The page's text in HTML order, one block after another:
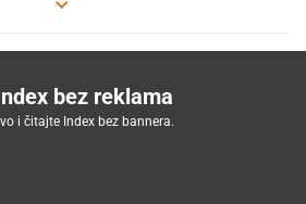
bez reklama
i čitajte Index bez bannera.